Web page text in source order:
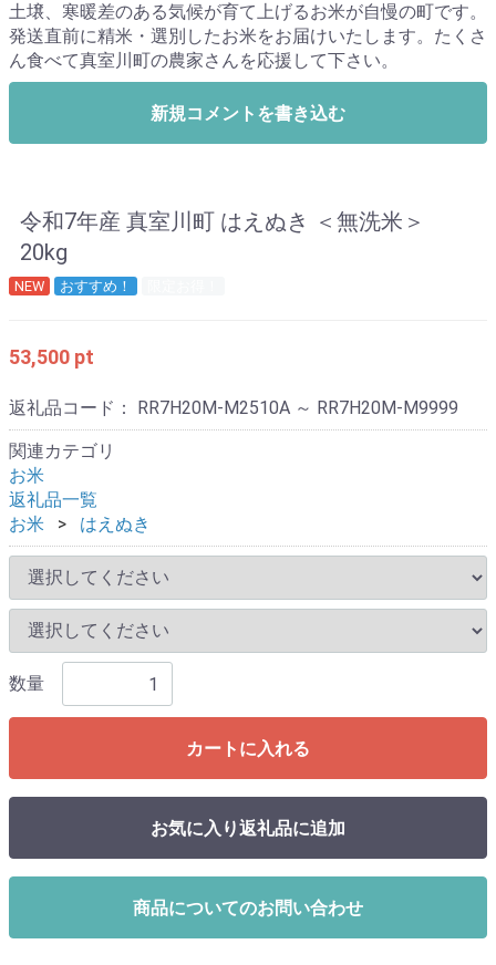
土壌、寒暖差のある気候が育て上げるお米が自慢の町です。
発送直前に精米・選別したお米をお届けいたします。たくさ
ん食べて真室川町の農家さんを応援して下さい。
新規コメントを書き込む
令和7年産 真室川町 はえぬき ＜無洗米＞
20kg
NEW おすすめ！
53,500 pt
返礼品コード： RR7H20M-M2510A ～ RR7H20M-M9999
関連カテゴリ
お米
返礼品一覧
お米
はえぬき
数量
カートに入れる
お気に入り返礼品に追加
商品についてのお問い合わせ